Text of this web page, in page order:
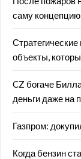
саму концепцию
объекты,
CZ богаче
деньги даже на
Газпром:
Когда бензин